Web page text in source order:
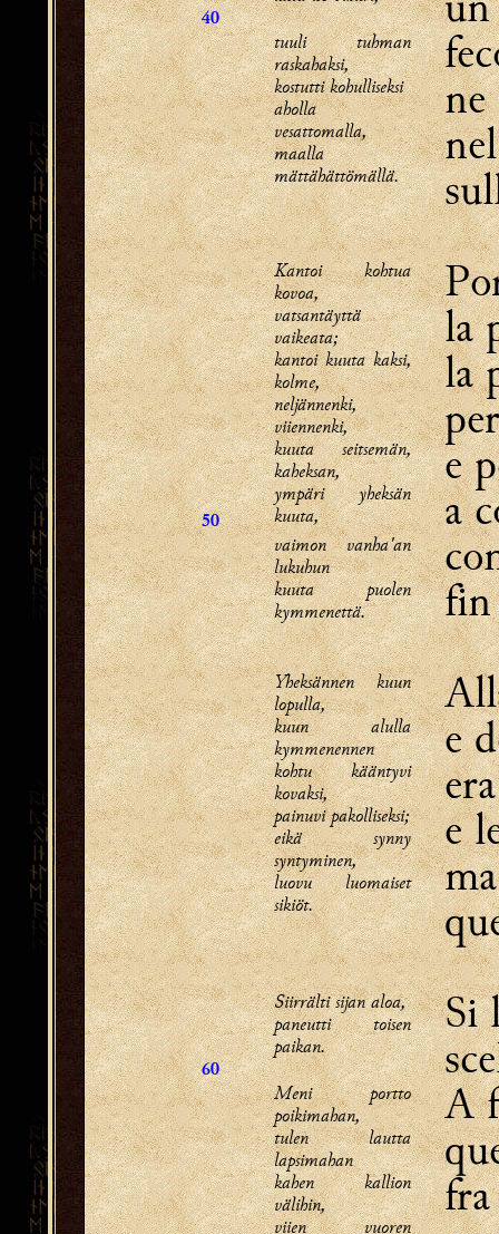
40
tuuli tuhman
raskahaksi,
kostutti kohulliseksi
aholla
vesattomalla,
maalla
mättähättömällä.
ne
50
Kantoi kohtua
kovoa,
vatsantäyttä
vaikeata;
kantoi kuuta kaksi,
kolme,
neljännenki,
viiennenki,
kuuta seitsemän,
kaheksan,
ympäri yheksän
kuuta,
la
la
e
a
vaimon vanha'an
lukuhun
kuuta puolen
kymmenettä.
fin
Yheksännen kuun
lopulla,
kuun alulla
kymmenennen
kohtu kääntyvi
kovaksi,
painuvi pakolliseksi;
eikä synny
syntyminen,
luovu luomaiset
sikiöt.
e
e
60
Siirrälti sijan aloa,
paneutti toisen
paikan.
Si
Meni portto
poikimahan,
tulen lautta
lapsimahan
kahen kallion
välihin,
viien vuoren
A